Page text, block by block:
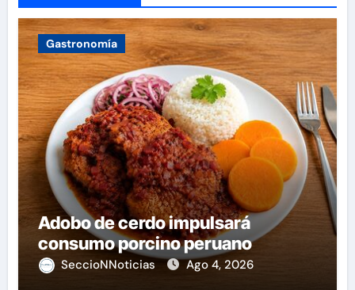
Gastronomía
Adobo de cerdo impulsará
consumo porcino peruano
SeccioNNoticias Ago 4, 2026